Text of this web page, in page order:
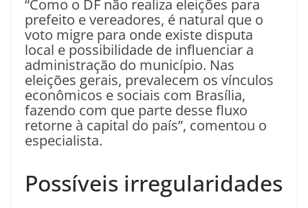
“Como o DF não realiza eleições para
prefeito e vereadores, é natural que o
voto migre para onde existe disputa
local e possibilidade de influenciar a
administração do município. Nas
eleições gerais, prevalecem os vínculos
econômicos e sociais com Brasília,
fazendo com que parte desse fluxo
retorne à capital do país”, comentou o
especialista.
Possíveis irregularidades